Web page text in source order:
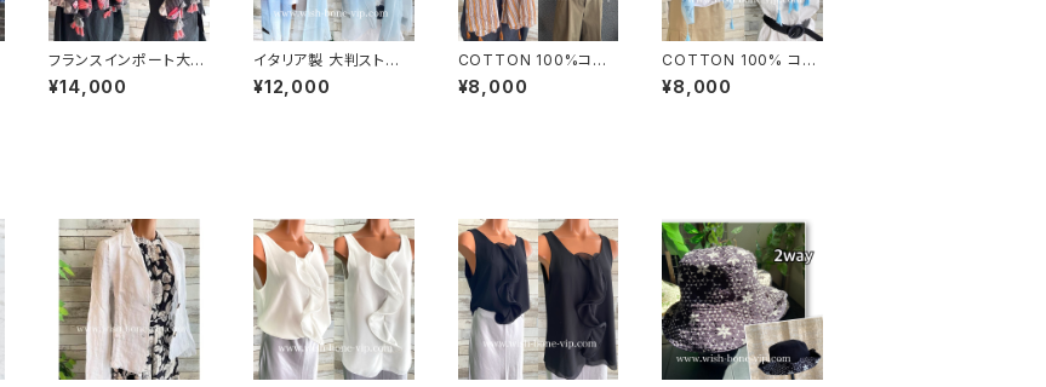
フランスインポート大判
ストール・スクエア調タ
ッセル付き ポリエステル
¥14,000
イタリア製 大判ストー
ル Made in ITALY C
OTTON 100% コット
¥12,000
COTTON 100%コット
ン 夏のストール インポ
ート大判・ロングストー
¥8,000
COTTON 100% コッ
トン エッフェル塔 イン
ポート大判ストール ・心
¥8,000